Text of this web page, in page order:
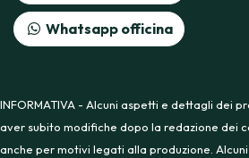
Whatsapp officina
INFORMATIVA - Alcuni aspetti e dettagli dei
aver subito modifiche dopo la redazione dei
anche per motivi legati alla produzione.